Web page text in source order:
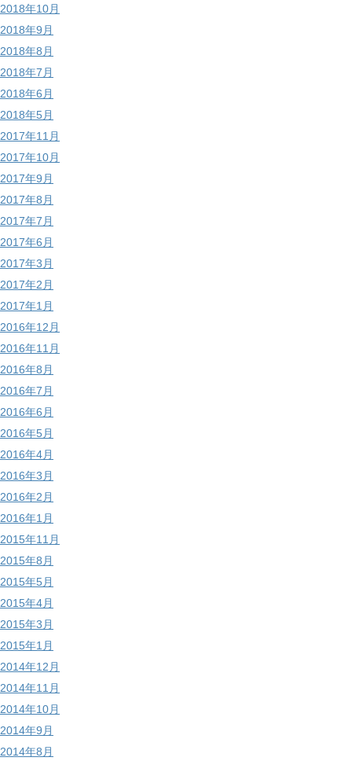
2018年10月
2018年9月
2018年8月
2018年7月
2018年6月
2018年5月
2017年11月
2017年10月
2017年9月
2017年8月
2017年7月
2017年6月
2017年3月
2017年2月
2017年1月
2016年12月
2016年11月
2016年8月
2016年7月
2016年6月
2016年5月
2016年4月
2016年3月
2016年2月
2016年1月
2015年11月
2015年8月
2015年5月
2015年4月
2015年3月
2015年1月
2014年12月
2014年11月
2014年10月
2014年9月
2014年8月